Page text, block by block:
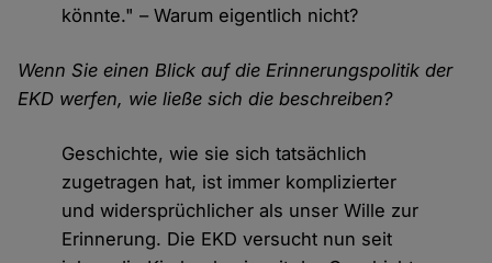
könnte." – Warum eigentlich nicht?
Wenn Sie einen Blick auf die Erinnerungspolitik der
EKD werfen, wie ließe sich die beschreiben?
Geschichte, wie sie sich tatsächlich
zugetragen hat, ist immer komplizierter
und widersprüchlicher als unser Wille zur
Erinnerung. Die EKD versucht nun seit